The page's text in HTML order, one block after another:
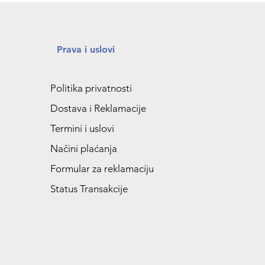
Prava i uslovi
Politika privatnosti
Dostava i Reklamacije
Termini i uslovi
Načini plaćanja
Formular za reklamaciju
Status Transakcije